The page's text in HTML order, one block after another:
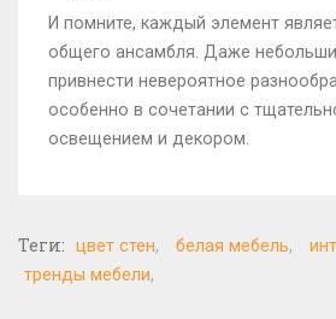
И помните, каждый элемент
общего ансамбля. Даже
привнести невероятное
особенно в сочетании с
освещением и декором.
Теги: цвет стен белая мебель
тренды мебели